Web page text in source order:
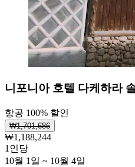
니포니아 호텔 다케하라
항공 100% 할인
₩1,701,686
₩1,188,244
1인당
10월 1일 ~ 10월 4일